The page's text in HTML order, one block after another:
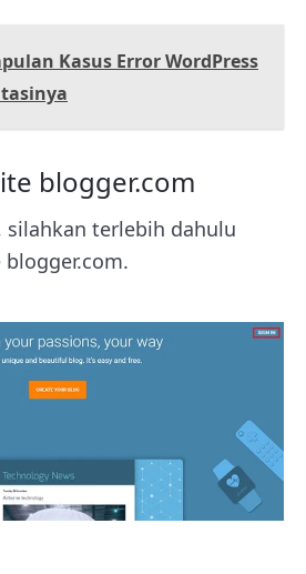
Kasus Error WordPress
blogger.com
silahkan terlebih dahulu